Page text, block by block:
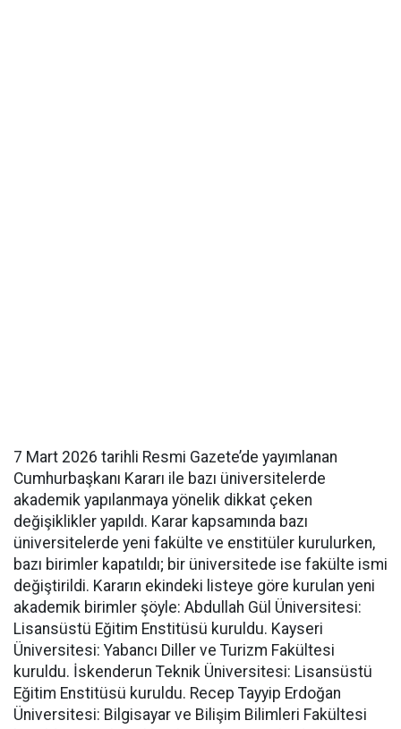
7 Mart 2026 tarihli Resmi Gazete’de yayımlanan
Cumhurbaşkanı Kararı ile bazı üniversitelerde
akademik yapılanmaya yönelik dikkat çeken
değişiklikler yapıldı. Karar kapsamında bazı
üniversitelerde yeni fakülte ve enstitüler kurulurken,
bazı birimler kapatıldı; bir üniversitede ise fakülte ismi
değiştirildi. Kararın ekindeki listeye göre kurulan yeni
akademik birimler şöyle: Abdullah Gül Üniversitesi:
Lisansüstü Eğitim Enstitüsü kuruldu. Kayseri
Üniversitesi: Yabancı Diller ve Turizm Fakültesi
kuruldu. İskenderun Teknik Üniversitesi: Lisansüstü
Eğitim Enstitüsü kuruldu. Recep Tayyip Erdoğan
Üniversitesi: Bilgisayar ve Bilişim Bilimleri Fakültesi